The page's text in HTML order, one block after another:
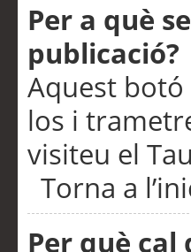
Per a què
publicació?
Aquest
los i
visiteu el
Torna a
Per què